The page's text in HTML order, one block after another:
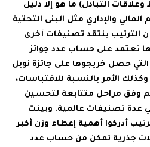
التبادل) ما هو إلا دليل
المالي والإداري مثل البنى التحتية
أن الترتيب ينتقد تصنيفات أخرى
تعتمد على حساب عدد جوائز
حصل خريجوها على جائزة نوبل
لا يتجاوز 200 منذ عام 1900 وكذلك الأمر بالنسبة للاقتباسات،
وفق مراحل متتابعة لتحسين
عدة تصنيفات عالمية. وبينت
أدركوا أهمية إعطاء وزن أكبر
جذرية تمكن من حساب عدد